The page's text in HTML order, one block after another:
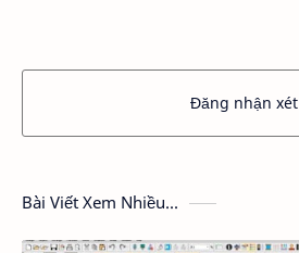
Đăng nhận xét
Bài Viết Xem Nhiều...